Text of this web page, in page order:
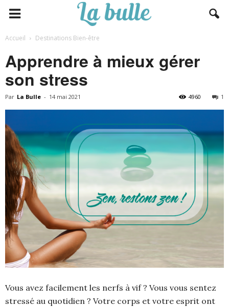
Accueil Destinations Bien-être
Apprendre à mieux gérer
son stress
Par La Bulle - 14 mai 2021 1
4960
Vous avez facilement les nerfs à vif ? Vous vous sentez
stressé au quotidien ? Votre corps et votre esprit ont